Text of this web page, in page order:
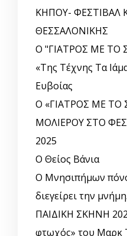
ΚΗΠΟΥ- ΦΕΣΤΙΒΑΛ
ΘΕΣΣΑΛΟΝΙΚΗΣ
Ο "ΓΙΑΤΡΟΣ ΜΕ ΤΟ
«Της Τέχνης Τα
Ευβοίας
Ο «ΓΙΑΤΡΟΣ ΜΕ ΤΟ
ΜΟΛΙΕΡΟΥ ΣΤΟ
2025
Ο Θείος Βάνια
Ο Μνησιπήμων
διεγείρει την μνήμη.
ΠΑΙΔΙΚΗ ΣΚΗΝΗ
φτωχός» του Μαρκ